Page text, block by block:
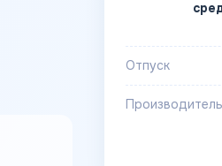
Отпуск
Производитель